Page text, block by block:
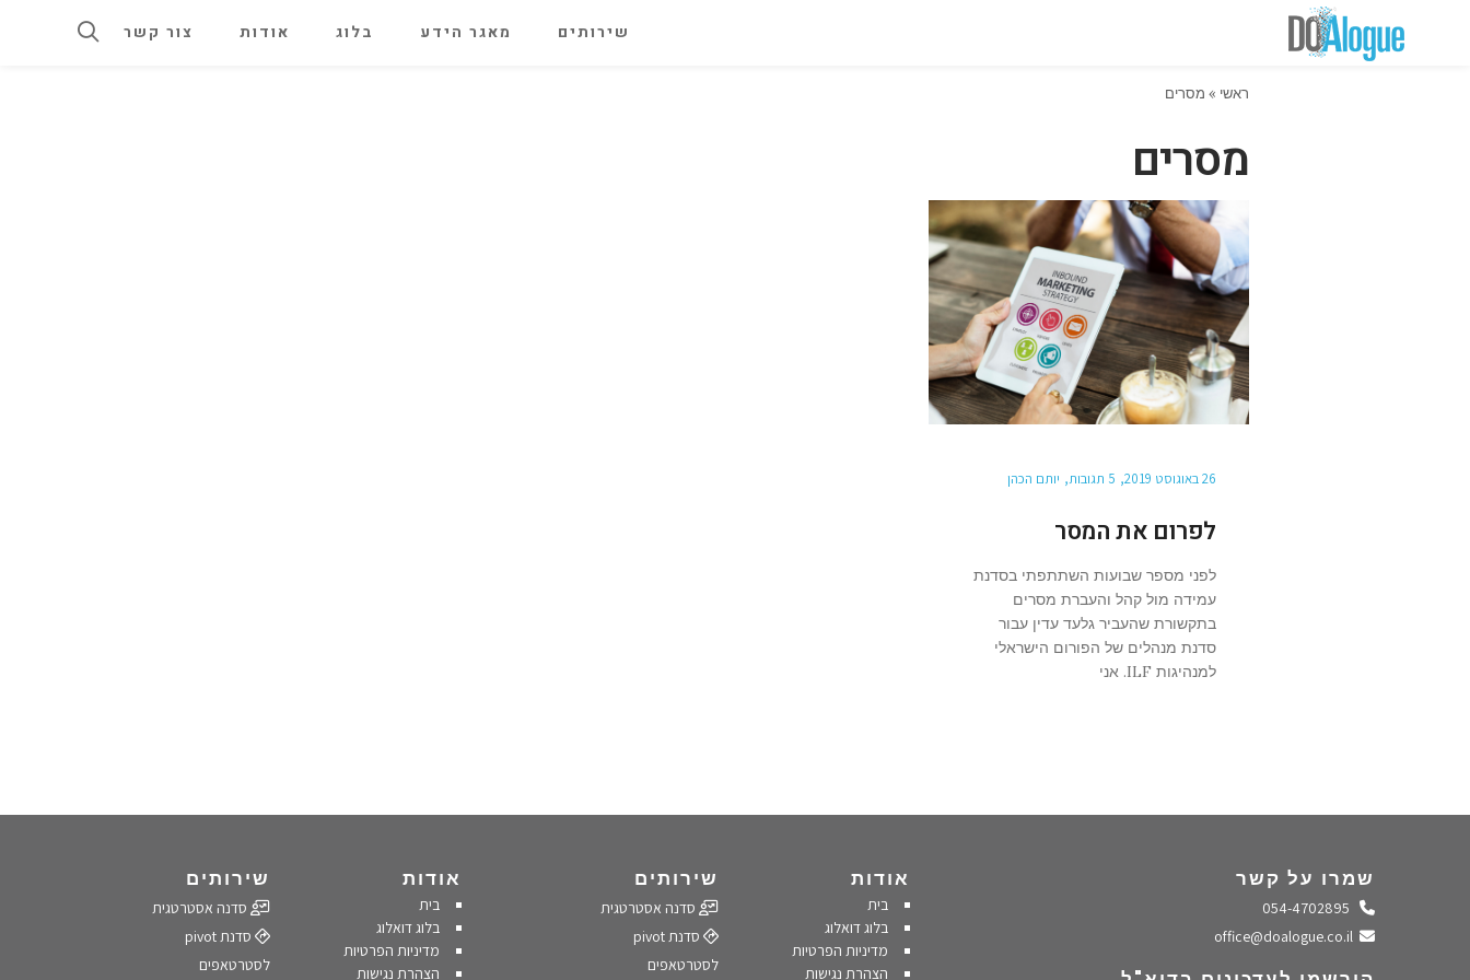
שירותים מאגר הידע בלוג אודות צור קשר
ראשי » מסרים
מסרים
26 באוגוסט 2019 5 תגובות יותם הכהן
לפרום את המסר
לפני מספר שבועות השתתפתי בסדנת
עמידה מול קהל והעברת מסרים
בתקשורת שהעביר גלעד עדין עבור
סדנת מנהלים של הפורום הישראלי
למנהיגות ILF. אני
שמרו על קשר
התקשרו אלינו
שלחו מייל
אודות
בית
בלוג דואלוג
מדיניות הפרטיות
הצהרת נגישות
שירותים
סדנה אסטרטגית
סדנת pivot
לסטרטאפים
אודות
בית
בלוג דואלוג
מדיניות הפרטיות
הצהרת נגישות
שירותים
סדנה אסטרטגית
סדנת pivot
לסטרטאפים